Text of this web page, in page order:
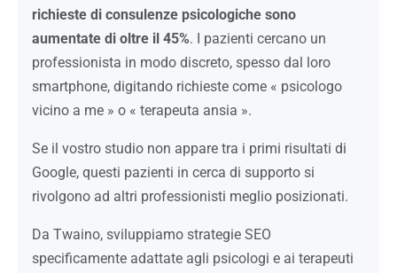
richieste di consulenze psicologiche sono
aumentate di oltre il 45%. I pazienti cercano un
professionista in modo discreto, spesso dal loro
smartphone, digitando richieste come « psicologo
vicino a me » o « terapeuta ansia ».
Se il vostro studio non appare tra i primi risultati di
Google, questi pazienti in cerca di supporto si
rivolgono ad altri professionisti meglio posizionati.
Da Twaino, sviluppiamo strategie SEO
specificamente adattate agli psicologi e ai terapeuti